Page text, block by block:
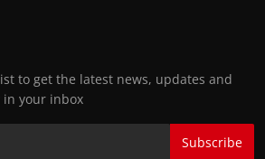
to get the latest news, updates and
your inbox
Subscribe